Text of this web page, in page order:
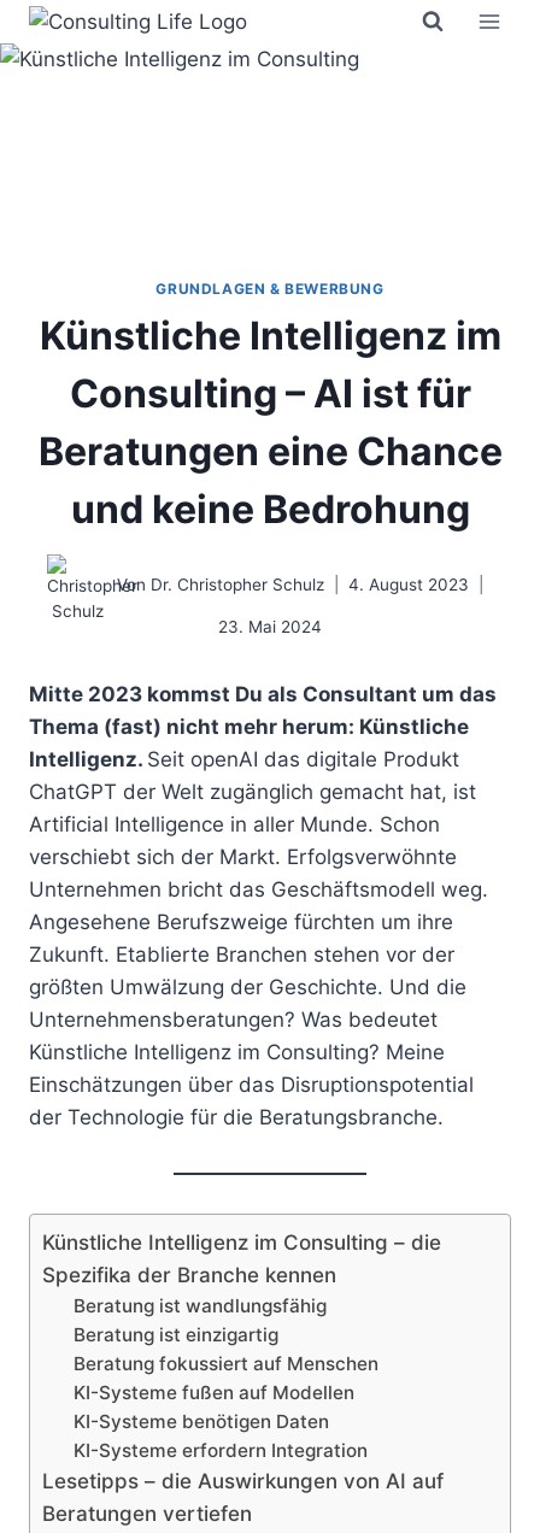
Zum
Inhalt
GRUNDLAGEN & BEWERBUNG
Künstliche Intelligenz im
Consulting – AI ist für
Beratungen eine Chance
und keine Bedrohung
Von Dr. Christopher Schulz 4. August 2023
23. Mai 2024
Mitte 2023 kommst Du als Consultant um das
Thema (fast) nicht mehr herum: Künstliche
Intelligenz. Seit openAI das digitale Produkt
ChatGPT der Welt zugänglich gemacht hat, ist
Artificial Intelligence in aller Munde. Schon
verschiebt sich der Markt. Erfolgsverwöhnte
Unternehmen bricht das Geschäftsmodell weg.
Angesehene Berufszweige fürchten um ihre
Zukunft. Etablierte Branchen stehen vor der
größten Umwälzung der Geschichte. Und die
Unternehmensberatungen? Was bedeutet
Künstliche Intelligenz im Consulting? Meine
Einschätzungen über das Disruptionspotential
der Technologie für die Beratungsbranche.
Künstliche Intelligenz im Consulting – die
Spezifika der Branche kennen
Beratung ist wandlungsfähig
Beratung ist einzigartig
Beratung fokussiert auf Menschen
KI-Systeme fußen auf Modellen
KI-Systeme benötigen Daten
KI-Systeme erfordern Integration
Lesetipps – die Auswirkungen von AI auf
Beratungen vertiefen